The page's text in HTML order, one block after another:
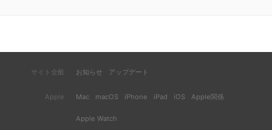
サイト全般 お知らせ アップデート
Apple Mac macOS iPhone iPad iOS Apple関係
Apple Watch